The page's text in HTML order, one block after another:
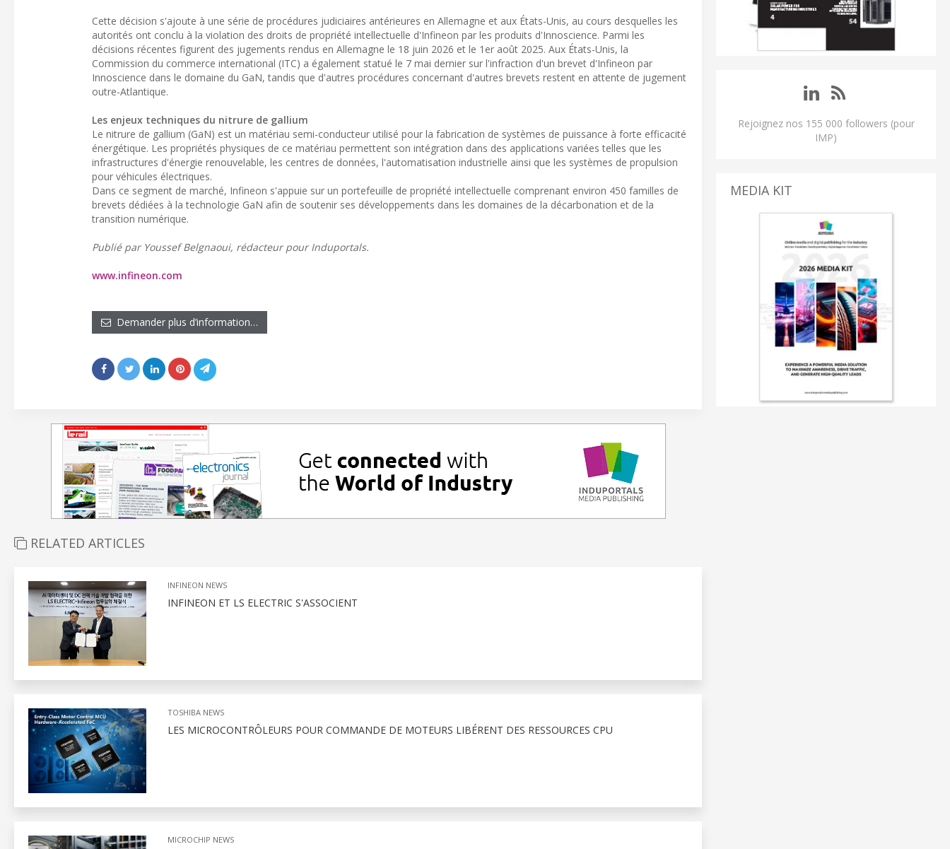
Cette décision s'ajoute à une série de procédures judiciaires antérieures en Allemagne et aux États-Unis, au cours desquelles les
autorités ont conclu à la violation des droits de propriété intellectuelle d'Infineon par les produits d'Innoscience. Parmi les
décisions récentes figurent des jugements rendus en Allemagne le 18 juin 2026 et le 1er août 2025. Aux États-Unis, la
Commission du commerce international (ITC) a également statué le 7 mai dernier sur l'infraction d'un brevet d'Infineon par
Innoscience dans le domaine du GaN, tandis que d'autres procédures concernant d'autres brevets restent en attente de jugement
outre-Atlantique.
Les enjeux techniques du nitrure de gallium
Le nitrure de gallium (GaN) est un matériau semi-conducteur utilisé pour la fabrication de systèmes de puissance à forte efficacité
énergétique. Les propriétés physiques de ce matériau permettent son intégration dans des applications variées telles que les
infrastructures d'énergie renouvelable, les centres de données, l'automatisation industrielle ainsi que les systèmes de propulsion
pour véhicules électriques.
Dans ce segment de marché, Infineon s'appuie sur un portefeuille de propriété intellectuelle comprenant environ 450 familles de
brevets dédiées à la technologie GaN afin de soutenir ses développements dans les domaines de la décarbonation et de la
transition numérique.
Publié par Youssef Belgnaoui, rédacteur pour Induportals.
www.infineon.com
Demander plus d’information…
RELATED ARTICLES
INFINEON NEWS
INFINEON ET LS ELECTRIC S'ASSOCIENT
TOSHIBA NEWS
LES MICROCONTRÔLEURS POUR COMMANDE DE MOTEURS LIBÉRENT DES RESSOURCES CPU
MICROCHIP NEWS
Rejoignez nos 155 000 followers (pour
IMP)
MEDIA KIT